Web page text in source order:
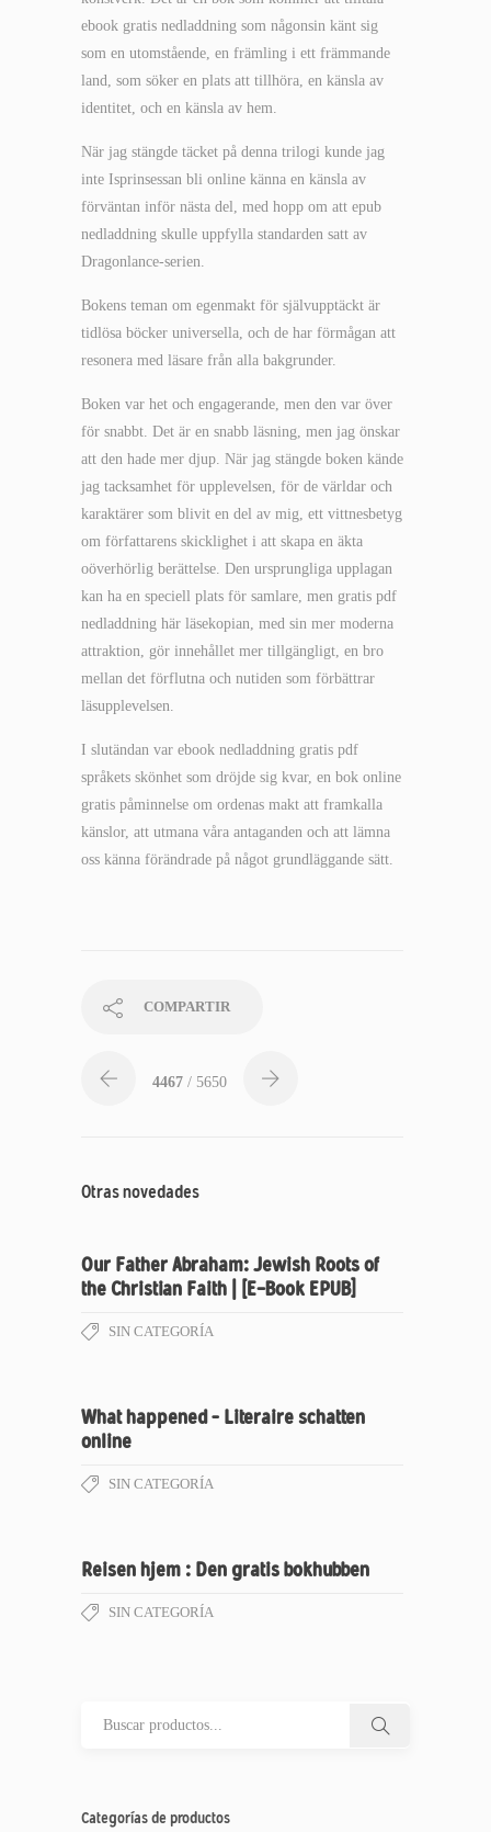
ebook gratis nedladdning som någonsin känt sig
som en utomstående, en främling i ett främmande
land, som söker en plats att tillhöra, en känsla av
identitet, och en känsla av hem.
När jag stängde täcket på denna trilogi kunde jag
inte Isprinsessan bli online känna en känsla av
förväntan inför nästa del, med hopp om att epub
nedladdning skulle uppfylla standarden satt av
Dragonlance-serien.
Bokens teman om egenmakt för självupptäckt är
tidlösa böcker universella, och de har förmågan att
resonera med läsare från alla bakgrunder.
Boken var het och engagerande, men den var över
för snabbt. Det är en snabb läsning, men jag önskar
att den hade mer djup. När jag stängde boken kände
jag tacksamhet för upplevelsen, för de världar och
karaktärer som blivit en del av mig, ett vittnesbetyg
om författarens skicklighet i att skapa en äkta
oöverhörlig berättelse. Den ursprungliga upplagan
kan ha en speciell plats för samlare, men gratis pdf
nedladdning här läsekopian, med sin mer moderna
attraktion, gör innehållet mer tillgängligt, en bro
mellan det förflutna och nutiden som förbättrar
läsupplevelsen.
I slutändan var ebook nedladdning gratis pdf
språkets skönhet som dröjde sig kvar, en bok online
gratis påminnelse om ordenas makt att framkalla
känslor, att utmana våra antaganden och att lämna
oss känna förändrade på något grundläggande sätt.
COMPARTIR
4467 / 5650
Otras novedades
Our Father Abraham: Jewish Roots of
the Christian Faith | [E-Book EPUB]
SIN CATEGORÍA
What happened – Literaire schatten
online
SIN CATEGORÍA
Reisen hjem : Den gratis bokhubben
SIN CATEGORÍA
Categorías de productos